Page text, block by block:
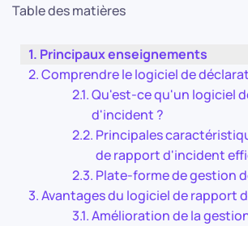
Table des matières
Principaux enseignements
Comprendre le logiciel de
Qu'est-ce qu'un logiciel
d'incident ?
Principales
de rapport d'incident
Plate-forme de gestion
Avantages du logiciel de rapport
Amélioration de la